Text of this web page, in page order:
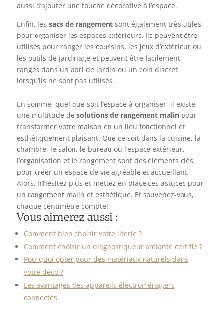
aussi d’ajouter une touche décorative à l’espace.
Enfin, les sacs de rangementsont également très utiles
pour organiser les espaces extérieurs. Ils peuvent être
utilisés pour ranger les coussins, les jeux d’extérieur ou
les outils de jardinage et peuvent être facilement
rangés dans un abri de jardin ou un coin discret
lorsqu’ils ne sont pas utilisés.
En somme, quel que soit l’espace à organiser, il existe
une multitude de solutions de rangement malinpour
transformer votre maison en un lieu fonctionnel et
esthétiquement plaisant. Que ce soit dans la cuisine, la
chambre, le salon, le bureau ou l’espace extérieur,
l’organisation et le rangement sont des éléments clés
pour créer un espace de vie agréable et accueillant.
Alors, n’hésitez plus et mettez en place ces astuces pour
un rangement malin et esthétique. Et souvenez-vous,
chaque centimètre compte!
Vous aimerez aussi :
Comment bien choisir votre literie ?
Comment choisir un diagnostiqueur amiante certifié ?
Pourquoi opter pour des matériaux naturels dans
votre déco ?
Les avantages des appareils électroménagers
connectés